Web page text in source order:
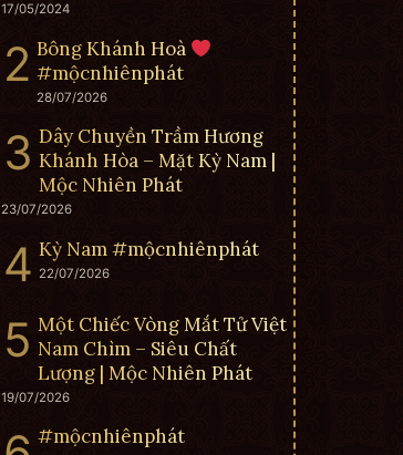
17/05/2024
Bông Khánh Hoà
#mộcnhiênphát
28/07/2026
Dây Chuyền Trầm Hương
Khánh Hòa – Mặt Kỳ Nam |
Mộc Nhiên Phát
23/07/2026
Kỳ Nam #mộcnhiênphát
22/07/2026
Một Chiếc Vòng Mắt Tử Việt
Nam Chìm – Siêu Chất
Lượng | Mộc Nhiên Phát
19/07/2026
#mộcnhiênphát